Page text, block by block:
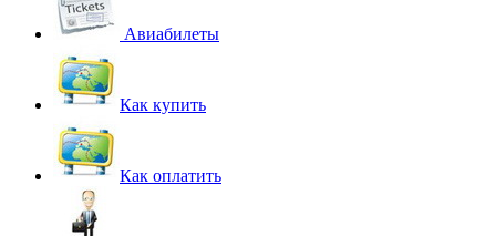
Авиабилеты
Как купить
Как оплатить